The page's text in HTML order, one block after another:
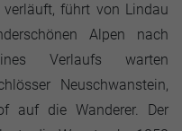
verläuft, führt von Lindau
Alpen nach
Verlaufs warten
Neuschwanstein,
auf die Wanderer. Der